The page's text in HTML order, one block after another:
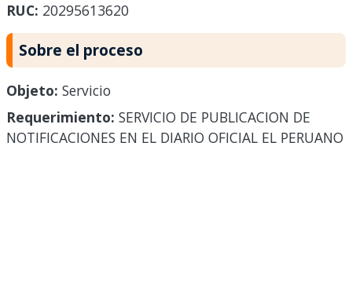
RUC: 20295613620
Sobre el proceso
Objeto: Servicio
Requerimiento: SERVICIO DE PUBLICACION DE
NOTIFICACIONES EN EL DIARIO OFICIAL EL PERUANO